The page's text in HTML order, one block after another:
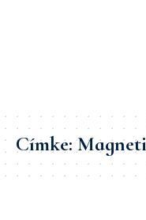
Címke: